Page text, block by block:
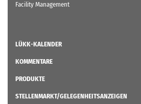
Facility Management
LÜKK-KALENDER
KOMMENTARE
PRODUKTE
STELLENMARKT/GELEGENHEITSANZEIGEN